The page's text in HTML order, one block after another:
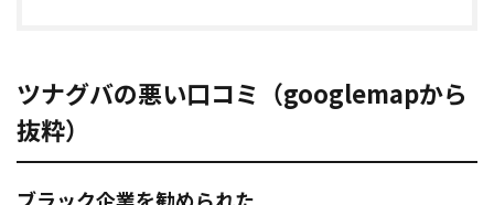
ツナグバの悪い口コミ（googlemapから
抜粋）
ブラック企業を勧められた